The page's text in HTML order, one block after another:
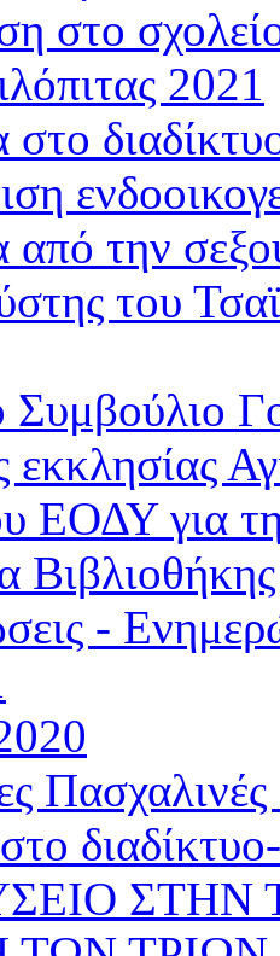
στο
2021
από την
του
Συμβούλιο
εκκλησίας
ΕΟΔΥ για
-
Πασχαλινές
ΣΤΗΝ